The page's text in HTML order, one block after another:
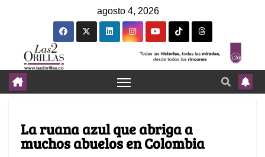
agosto 4, 2026
La ruana azul que abriga a
muchos abuelos en Colombia